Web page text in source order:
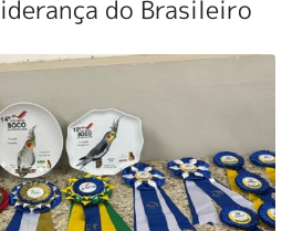
do Brasileiro